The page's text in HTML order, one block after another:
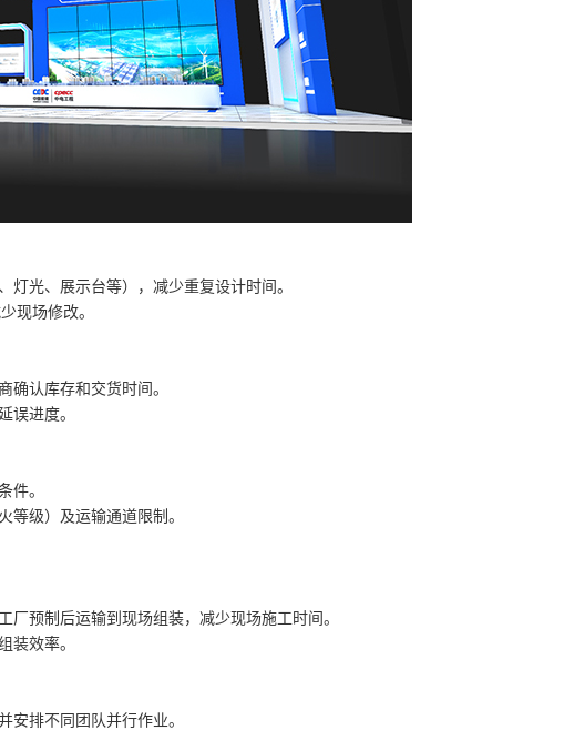
光、展示台等），减少重复设计时间。
现场修改。
确认库存和交货时间。
误进度。
件。
等级）及运输通道限制。
预制后运输到现场组装，减少现场施工时间。
装效率。
安排不同团队并行作业。